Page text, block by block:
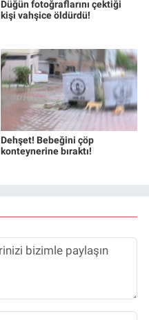
Düğün fotoğraflarını çektiği
kişi vahşice öldürdü!
Dehşet! Bebeğini çöp
konteynerine bıraktı!